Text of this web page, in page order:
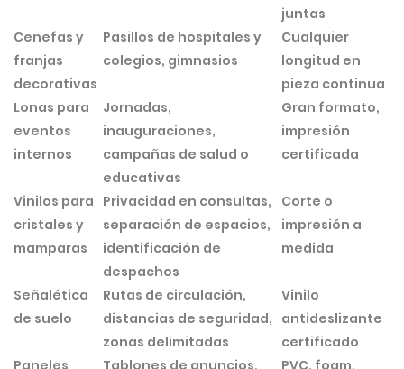
juntas
Cenefas y
franjas
decorativas
Pasillos de hospitales y
colegios, gimnasios
Cualquier
longitud en
pieza continua
Lonas para
eventos
internos
Jornadas,
inauguraciones,
campañas de salud o
educativas
Gran formato,
impresión
certificada
Vinilos para
cristales y
mamparas
Privacidad en consultas,
separación de espacios,
identificación de
despachos
Corte o
impresión a
medida
Señalética
de suelo
Rutas de circulación,
distancias de seguridad,
zonas delimitadas
Vinilo
antideslizante
certificado
Paneles
Tablones de anuncios,
PVC, foam,